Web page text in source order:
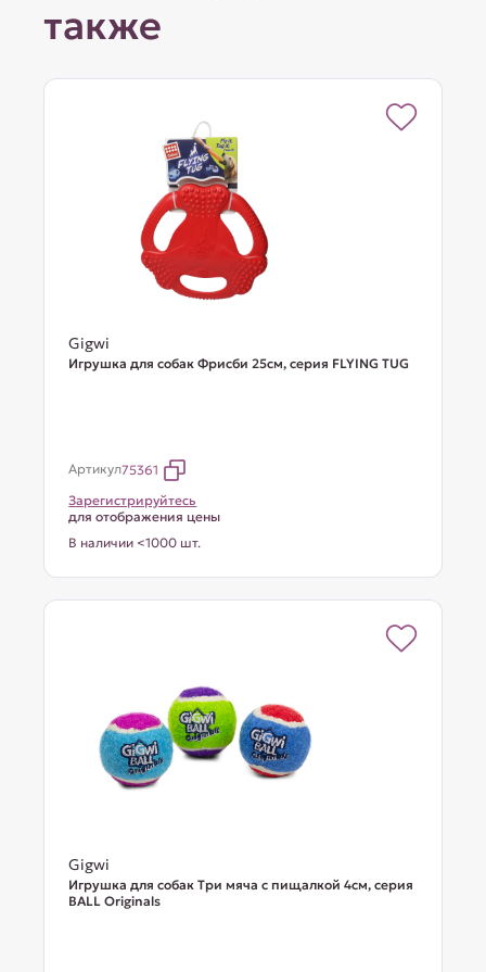
также
Gigwi
Игрушка для собак Фрисби 25см, серия FLYING TUG
Артикул75361
Зарегистрируйтесь
для отображения цены
В наличии <1000 шт.
Gigwi
Игрушка для собак Три мяча с пищалкой 4см, серия
BALL Originals